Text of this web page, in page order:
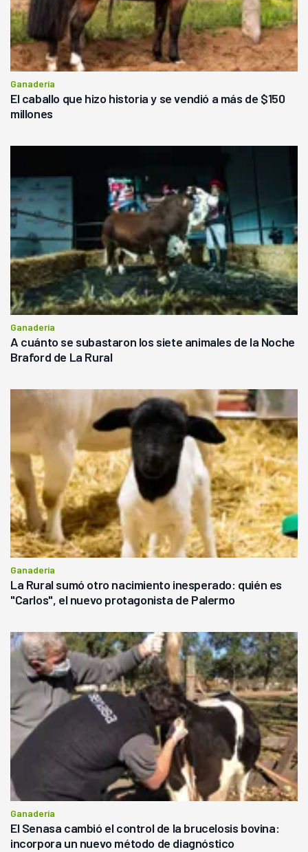
Ganadería
El caballo que hizo historia y se vendió a más de $150
millones
Ganadería
A cuánto se subastaron los siete animales de la Noche
Braford de La Rural
Ganadería
La Rural sumó otro nacimiento inesperado: quién es
"Carlos", el nuevo protagonista de Palermo
Ganadería
El Senasa cambió el control de la brucelosis bovina:
incorpora un nuevo método de diagnóstico